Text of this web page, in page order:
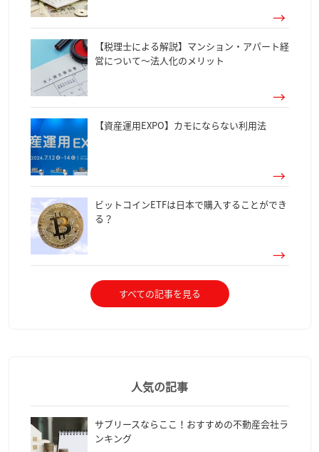
【税理士による解説】マンション・アパート経
営について～法人化のメリット
【資産運用EXPO】カモにならない利用法
ビットコインETFは日本で購入することができ
る？
すべての記事を見る
人気の記事
サブリースならここ！おすすめの不動産会社ラ
ンキング